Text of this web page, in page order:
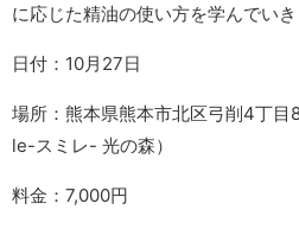
に応じた精油の使い方を学んでいき
日付：10月27日
場所：熊本県熊本市北区弓削4丁
le-スミレ- 光の森）
料金：7,000円